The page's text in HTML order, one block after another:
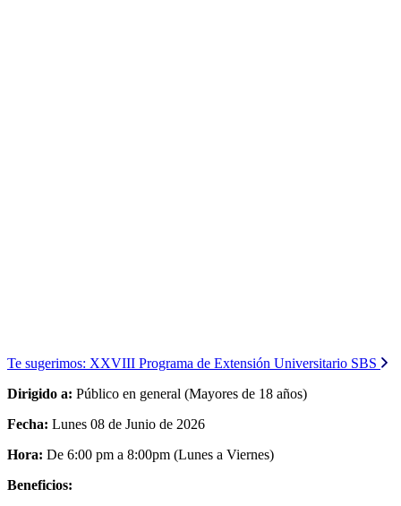
Te sugerimos: XXVIII Programa de Extensión Universitario SBS
Dirigido a: Público en general (Mayores de 18 años)
Fecha: Lunes 08 de Junio de 2026
Hora: De 6:00 pm a 8:00pm (Lunes a Viernes)
Beneficios: